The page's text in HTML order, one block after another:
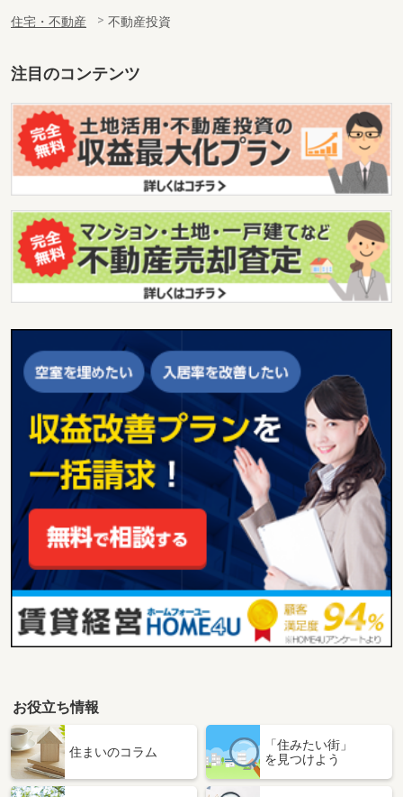
住宅・不動産 不動産投資
注目のコンテンツ
お役立ち情報
住まいのコラム
「住みたい街」
を見つけよう